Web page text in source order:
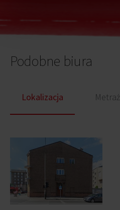
Podobne biura
Lokalizacja Metraż